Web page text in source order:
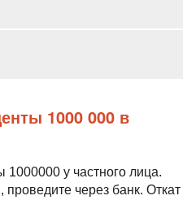
у частного лица.
проведите через банк. Откат